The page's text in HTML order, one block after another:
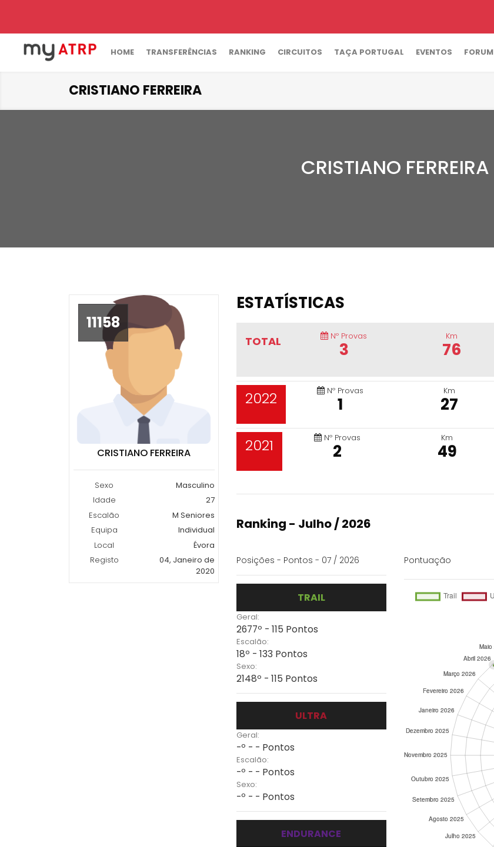
HOME TRANSFERÊNCIAS RANKING CIRCUITOS TAÇA PORTUGAL EVENTOS FORUM
CRISTIANO FERREIRA
CRISTIANO FERREIRA
11158
CRISTIANO FERREIRA
Sexo
Masculino
Idade
27
Escalão
M Seniores
Equipa
Individual
Local
Évora
Registo
04, Janeiro de
2020
ESTATÍSTICAS
TOTAL Nº Provas
3
Km
76
2022 Nº Provas
1
Km
27
2021 Nº Provas
2
Km
49
Ranking - Julho / 2026
Posições - Pontos - 07 / 2026
TRAIL
Geral:
2677º - 115 Pontos
Escalão:
18º - 133 Pontos
Sexo:
2148º - 115 Pontos
ULTRA
Geral:
-º - - Pontos
Escalão:
-º - - Pontos
Sexo:
-º - - Pontos
ENDURANCE
Pontuação